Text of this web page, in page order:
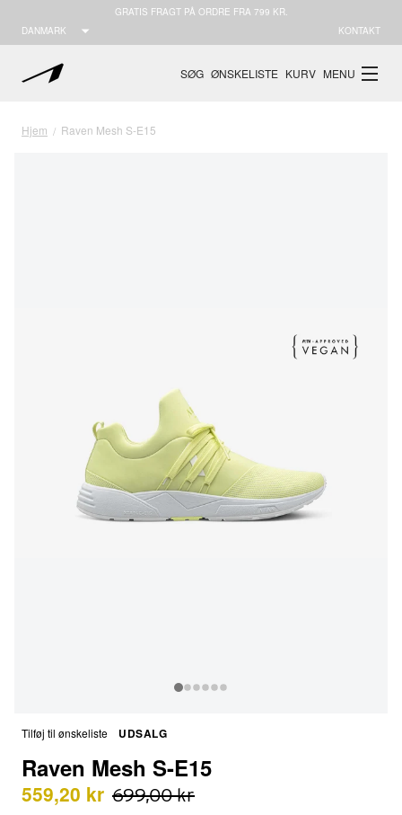
DANMARK
GRATIS FRAGT PÅ ORDRE FRA 799 KR.
KONTAKT
SØG ØNSKELISTE KURV MENU
Hjem / Raven Mesh S-E15
Tilføj til ønskeliste UDSALG
Raven Mesh S-E15
559,20 kr 699,00 kr